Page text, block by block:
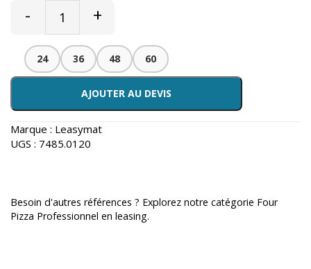
- +
24 36 48 60
AJOUTER AU DEVIS
Marque : Leasymat
UGS : 7485.0120
Besoin d'autres références ? Explorez notre catégorie Four
Pizza Professionnel en leasing.